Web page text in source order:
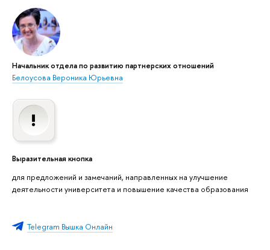
Начальник отдела по развитию партнерских отношений
Белоусова Вероника Юрьевна
Выразительная кнопка
для предложений и замечаний, направленных на улучшение
деятельности университета и повышение качества образования
Telegram Вышка Онлайн